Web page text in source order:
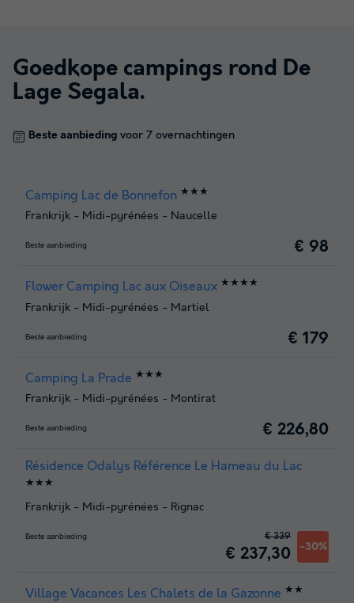
Goedkope campings rond De
Lage Segala.
Beste aanbieding voor 7 overnachtingen
Camping Lac de Bonnefon ★★★
Frankrijk - Midi-pyrénées - Naucelle
Beste aanbieding € 98
Flower Camping Lac aux Oiseaux ★★★★
Frankrijk - Midi-pyrénées - Martiel
Beste aanbieding € 179
Camping La Prade ★★★
Frankrijk - Midi-pyrénées - Montirat
Beste aanbieding € 226,80
Résidence Odalys Référence Le Hameau du Lac
★★★
Frankrijk - Midi-pyrénées - Rignac
Beste aanbieding
€ 237,30 -30%
€ 339
Village Vacances Les Chalets de la Gazonne ★★